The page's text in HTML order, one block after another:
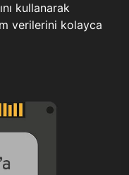
kullanarak
verilerini kolayca